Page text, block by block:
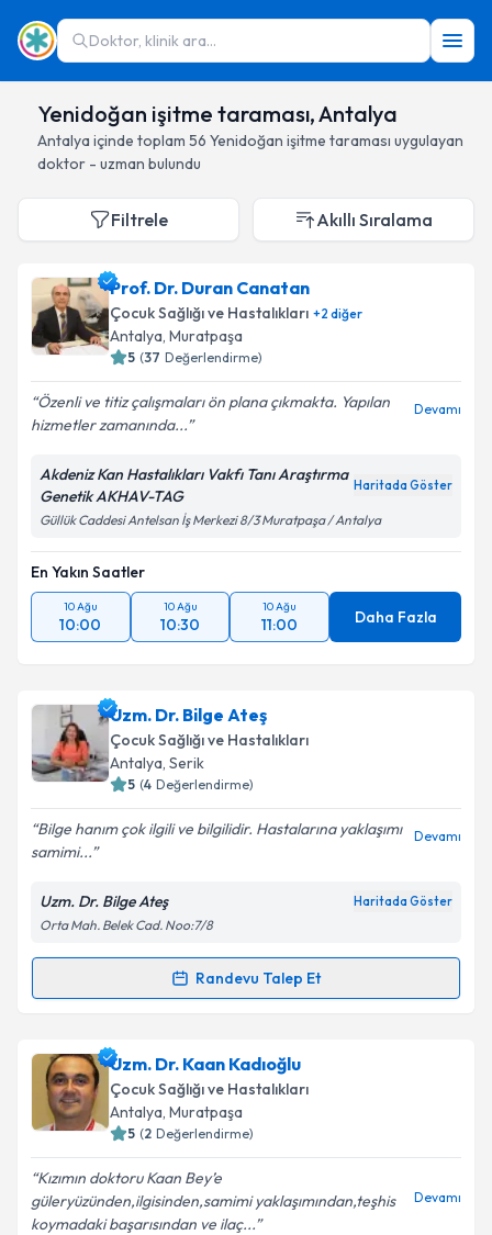
Doktor, klinik ara...
Yenidoğan işitme taraması, Antalya
Antalya içinde toplam 56 Yenidoğan işitme taraması uygulayan
doktor - uzman bulundu
Filtrele Akıllı Sıralama
Prof. Dr. Duran Canatan
Çocuk Sağlığı ve Hastalıkları +2 diğer
Antalya, Muratpaşa
5 (37 Değerlendirme)
Özenli ve titiz çalışmaları ön plana çıkmakta. Yapılan
hizmetler zamanında...
Devamı
Akdeniz Kan Hastalıkları Vakfı Tanı Araştırma
Genetik AKHAV-TAG
Haritada Göster
Güllük Caddesi Antelsan İş Merkezi 8/3 Muratpaşa / Antalya
En Yakın Saatler
10 Ağu
10:00
10 Ağu
10:30
10 Ağu
11:00 Daha Fazla
Uzm. Dr. Bilge Ateş
Çocuk Sağlığı ve Hastalıkları
Antalya, Serik
5 (4 Değerlendirme)
Bilge hanım çok ilgili ve bilgilidir. Hastalarına yaklaşımı
samimi...
Devamı
Uzm. Dr. Bilge Ateş Haritada Göster
Orta Mah. Belek Cad. Noo:7/8
Randevu Talep Et
Randevu Takvimi Talebi
Uzm. Dr. Bilge Ateşiçin randevu takvimi talebi
oluşturun. Size bu uzmandan randevu almanız için bir
takvim hazırlandığında e-posta ile bilgilendireceğiz.
Uzm. Dr. Kaan Kadıoğlu
Çocuk Sağlığı ve Hastalıkları
Antalya, Muratpaşa
5 (2 Değerlendirme)
Kızımın doktoru Kaan Bey’e
güleryüzünden,ilgisinden,samimi yaklaşımından,teşhis
koymadaki başarısından ve ilaç...
Devamı